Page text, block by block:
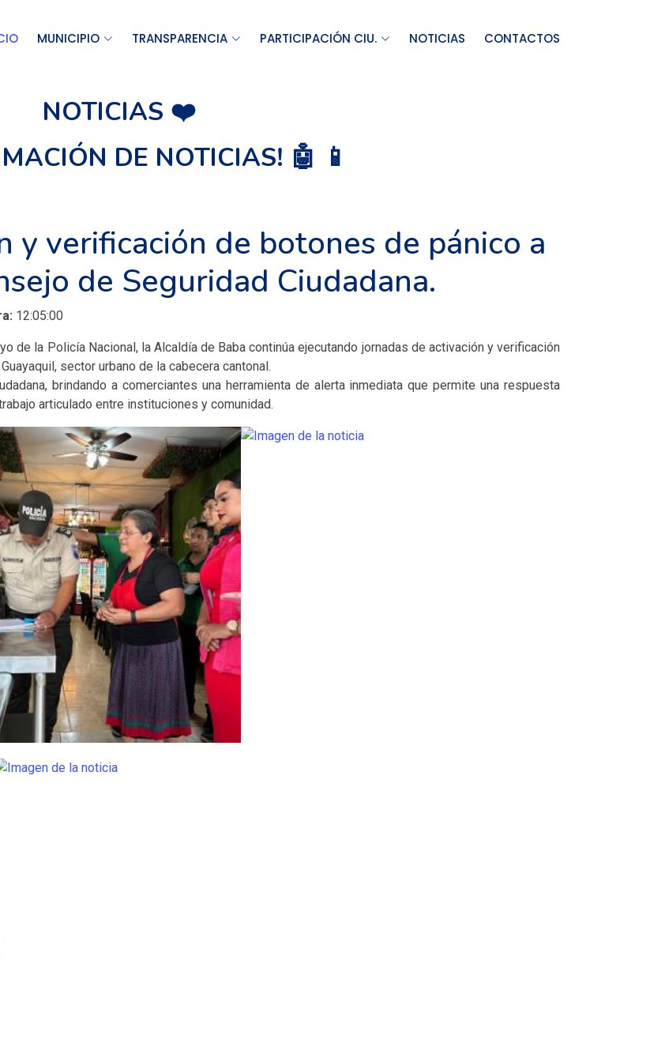
MUNICIPIO TRANSPARENCIA PARTICIPACIÓN CIU. NOTICIAS CONTACTOS
NOTICIAS ❤️
DE NOTICIAS! 🤖 📱
y verificación de botones de pánico a
de Seguridad Ciudadana.
12:05:00
de la Policía Nacional, la Alcaldía de Baba continúa ejecutando jornadas de activación y verificación
sector urbano de la cabecera cantonal.
brindando a comerciantes una herramienta de alerta inmediata que permite una respuesta
articulado entre instituciones y comunidad.